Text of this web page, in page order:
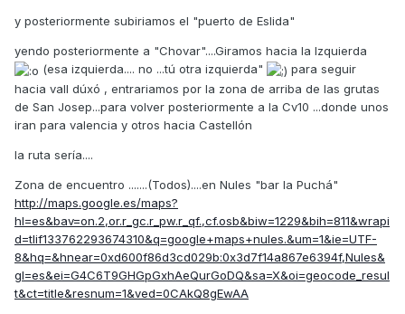
y posteriormente subiriamos el "puerto de Eslida"
yendo posteriormente a "Chovar"....Giramos hacia la Izquierda
(esa izquierda.... no ...tú otra izquierda"
para seguir
hacia vall dúxó , entrariamos por la zona de arriba de las grutas
de San Josep...para volver posteriormente a la Cv10 ...donde unos
iran para valencia y otros hacia Castellón
la ruta sería....
Zona de encuentro .......(Todos)....en Nules "bar la Puchá"
http://maps.google.es/maps?
hl=es&bav=on.2,or.r_gc.r_pw.r_qf.,cf.osb&biw=1229&bih=811&wrapi
d=tlif133762293674310&q=google+maps+nules.&um=1&ie=UTF-
8&hq=&hnear=0xd600f86d3cd029b:0x3d7f14a867e6394f,Nules&
gl=es&ei=G4C6T9GHGpGxhAeQurGoDQ&sa=X&oi=geocode_resul
t&ct=title&resnum=1&ved=0CAkQ8gEwAA